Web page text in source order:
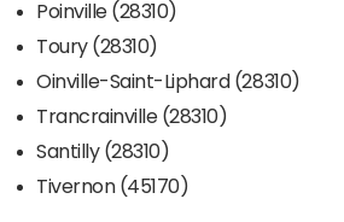
Poinville (28310)
Toury (28310)
Oinville-Saint-Liphard (28310)
Trancrainville (28310)
Santilly (28310)
Tivernon (45170)